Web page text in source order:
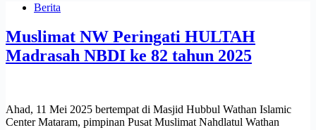
Berita
Muslimat NW Peringati HULTAH
Madrasah NBDI ke 82 tahun 2025
Ahad, 11 Mei 2025 bertempat di Masjid Hubbul Wathan Islamic
Center Mataram, pimpinan Pusat Muslimat Nahdlatul Wathan